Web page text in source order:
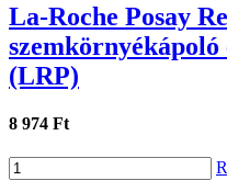
La-Roche Posay
(LRP)
8 974 Ft